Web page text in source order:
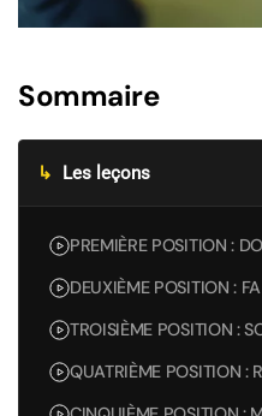
Sommaire
↳ Les leçons
PREMIÈRE POSITION :
DEUXIÈME POSITION :
TROISIÈME POSITION :
QUATRIÈME POSITION :